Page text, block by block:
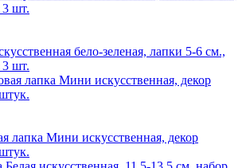
бело-зеленая, лапки 5-6 см.,
3 шт.
лапка Мини искусственная, декор